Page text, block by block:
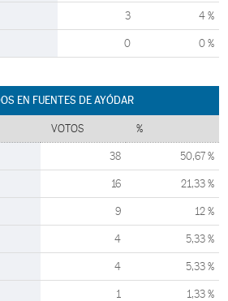
3 4 %
0 0 %
EN FUENTES DE AYÓDAR
VOTOS %
38 50,67 %
16 21,33 %
9 12 %
4 5,33 %
4 5,33 %
1 1,33 %